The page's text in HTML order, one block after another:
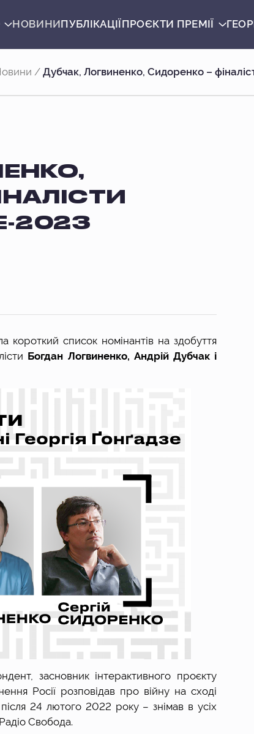
НОВИНИПУБЛІКАЦІЇПРОЄКТИ ПРЕМІЇ
/ Дубчак, Логвиненко, Сидоренко –
2023
короткий список номінантів на здобуття
Богдан Логвиненко, Андрій Дубчак і
засновник інтерактивного проєкту
Росії розповідав про війну на сході
після 24 лютого 2022 року – знімав в усіх
Свобода.